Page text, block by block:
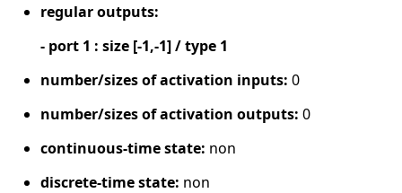
regular outputs:
- port 1 : size [-1,-1] / type 1
number/sizes of activation inputs: 0
number/sizes of activation outputs: 0
continuous-time state: non
discrete-time state: non